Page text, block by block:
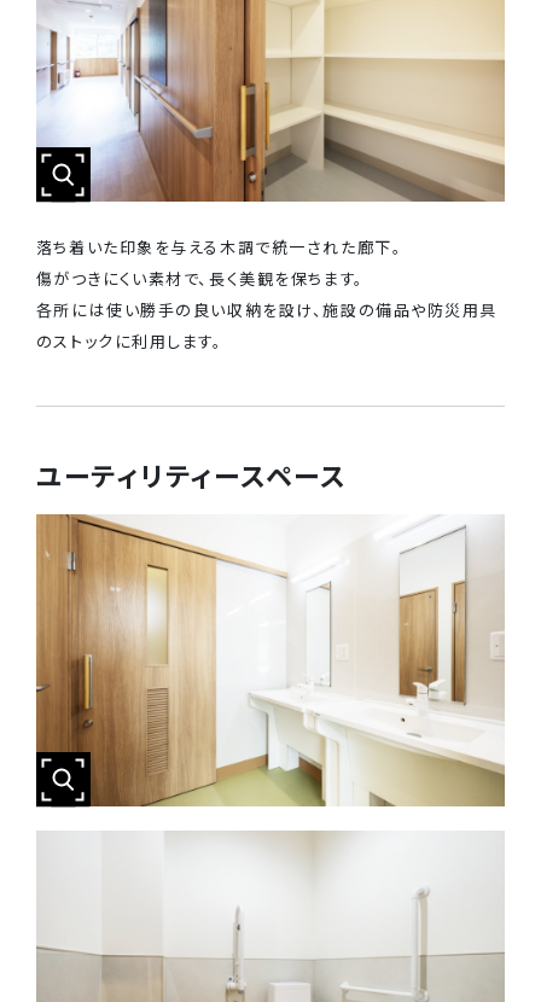
落ち着いた印象を与える木調で統一された廊下。
傷がつきにくい素材で、長く美観を保ちます。
各所には使い勝手の良い収納を設け、施設の備品や防災用具
のストックに利用します。
ユーティリティースペース